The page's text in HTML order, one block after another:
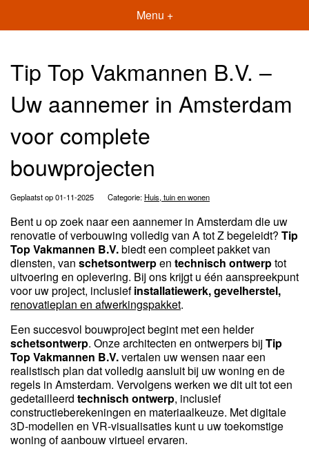
Menu +
Tip Top Vakmannen B.V. –
Uw aannemer in Amsterdam
voor complete
bouwprojecten
Geplaatst op 01-11-2025 Categorie: Huis, tuin en wonen
Bent u op zoek naar een aannemer in Amsterdam die uw
renovatie of verbouwing volledig van A tot Z begeleidt? Tip
Top Vakmannen B.V.biedt een compleet pakket van
diensten, van schetsontwerpen technisch ontwerptot
uitvoering en oplevering. Bij ons krijgt u één aanspreekpunt
voor uw project, inclusiefinstallatiewerk, gevelherstel,
renovatieplan en afwerkingspakket.
Een succesvol bouwproject begint met een helder
schetsontwerp. Onze architecten en ontwerpers bijTip
Top Vakmannen B.V.vertalen uw wensen naar een
realistisch plan dat volledig aansluit bij uw woning en de
regels in Amsterdam. Vervolgens werken we dit uit tot een
gedetailleerd technisch ontwerp, inclusief
constructieberekeningen en materiaalkeuze. Met digitale
3D-modellen en VR-visualisaties kunt u uw toekomstige
woning of aanbouw virtueel ervaren.